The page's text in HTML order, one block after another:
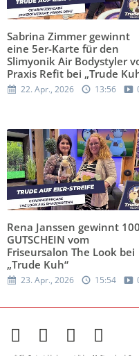
Sabrina Zimmer gewinnt
eine 5er-Karte für den
Slimyonik Air Bodystyler
Praxis Refit bei „Trude
22. Apr., 2026 13:56
Rena Janssen gewinnt
GUTSCHEIN vom
Friseursalon The Look bei
„Trude Kuh“
23. Apr., 2026 15:54